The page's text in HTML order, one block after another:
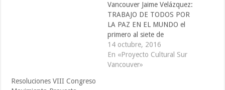
Vancouver Jaime Velázquez:
TRABAJO DE TODOS POR
LA PAZ EN EL MUNDO el
primero al siete de
noviembre tendrá lugar el
VII Congreso de Proyecto
Cultural SUR en la ciudad
14 octubre, 2016
En «Proyecto Cultural Sur
Vancouver»
Resoluciones VIII Congreso